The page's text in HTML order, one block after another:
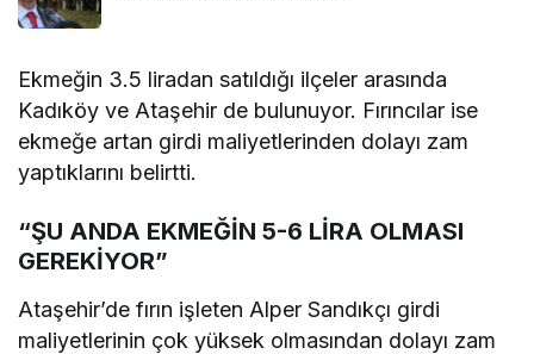
Ekmeğin 3.5 liradan satıldığı ilçeler arasında
Kadıköy ve Ataşehir de bulunuyor. Fırıncılar ise
ekmeğe artan girdi maliyetlerinden dolayı zam
yaptıklarını belirtti.
“ŞU ANDA EKMEĞİN 5-6 LİRA OLMASI
GEREKİYOR”
Ataşehir’de fırın işleten Alper Sandıkçı girdi
maliyetlerinin çok yüksek olmasından dolayı zam